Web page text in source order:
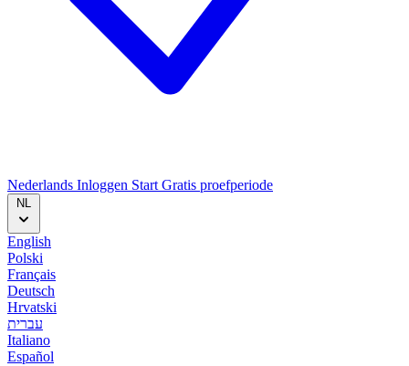
Nederlands Inloggen Start Gratis proefperiode
NL
English
Polski
Français
Deutsch
Hrvatski
עברית
Italiano
Español